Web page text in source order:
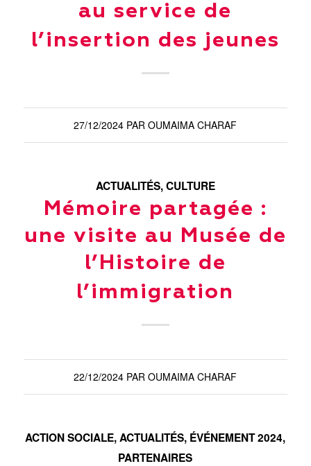
au service de
l’insertion des jeunes
27/12/2024 PAROUMAIMA CHARAF
ACTUALITÉS,CULTURE
Mémoire partagée :
une visite au Musée de
l’Histoire de
l’immigration
22/12/2024 PAROUMAIMA CHARAF
ACTION SOCIALE,ACTUALITÉS, ÉVÉNEMENT 2024,
PARTENAIRES